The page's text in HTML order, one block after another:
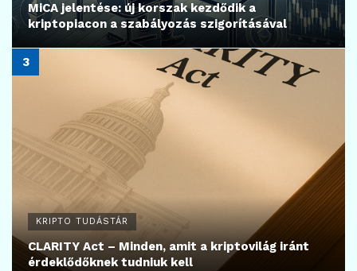
MiCA jelentése: új korszak kezdődik a
kriptopiacon a szabályozás szigorításával
KRIPTO TUDÁSTÁR
CLARITY Act – Minden, amit a kriptovilág iránt
érdeklődőknek tudniuk kell